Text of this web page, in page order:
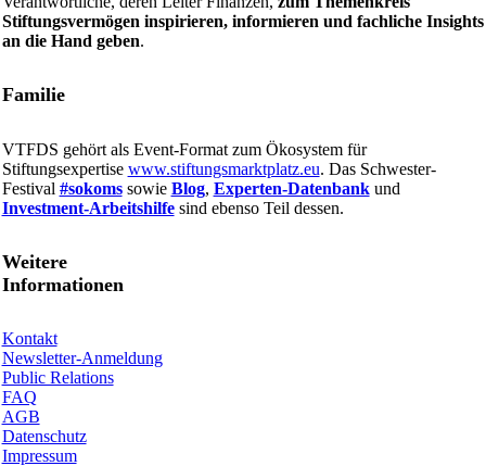
Stiftungsvermögen inspirieren, informieren und fachliche Insights
an die Hand geben.
Familie
VTFDS gehört als Event-Format zum Ökosystem für
Stiftungsexpertise www.stiftungsmarktplatz.eu. Das Schwester-
Festival #sokomssowie Blog, Experten-Datenbankund
Investment-Arbeitshilfesind ebenso Teil dessen.
Weitere
Informationen
Kontakt
Newsletter-Anmeldung
Public Relations
FAQ
AGB
Datenschutz
Impressum